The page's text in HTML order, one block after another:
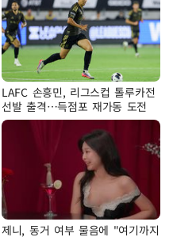
LAFC 손흥민, 리그스컵 톨루카전
선발 출격…득점포 재가동 도전
제니, 동거 여부 물음에 "여기까지